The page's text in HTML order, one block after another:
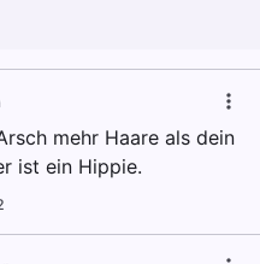
mehr Haare als dein
ist ein Hippie.